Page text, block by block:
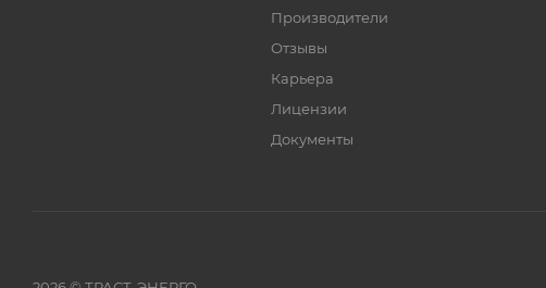
Производители
Отзывы
Карьера
Лицензии
Документы